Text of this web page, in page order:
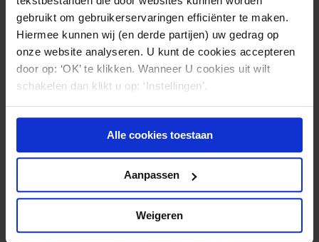
gebruikt om gebruikerservaringen efficiënter te maken.
Hiermee kunnen wij (en derde partijen) uw gedrag op
onze website analyseren. U kunt de cookies accepteren
door op: ‘OK’ te klikken. Wanneer U cookies uit wilt
schakelen dan klikt u op: ‘Instellingen’.
Alle cookies toestaan
Aanpassen
Weigeren
ARBEIDSRECHT06.05.2025
Opdrachtnemer vangt in twee instanties
bot: geen arbeidsovereenkomst